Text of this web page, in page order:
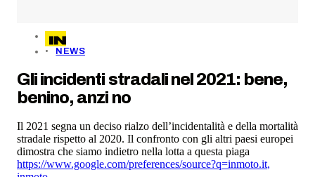
NEWS
Gli incidenti stradali nel 2021: bene,
benino, anzi no
Il 2021 segna un deciso rialzo dell’incidentalità e della mortalità
stradale rispetto al 2020. Il confronto con gli altri paesi europei
dimostra che siamo indietro nella lotta a questa piaga
https://www.google.com/preferences/source?q=inmoto.it,